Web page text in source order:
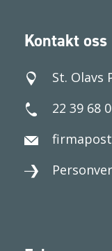
Kontakt oss
St. Olavs
22 39 68